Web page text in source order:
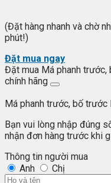
(Đặt hàng nhanh và chờ
phút!)
Đặt mua ngay
Đặt mua Má phanh
chính hãng
Má phanh trước, bố
Bạn vui lòng nhập đúng
nhận đơn hàng trước khi
Thông tin người mua
Anh
Chị